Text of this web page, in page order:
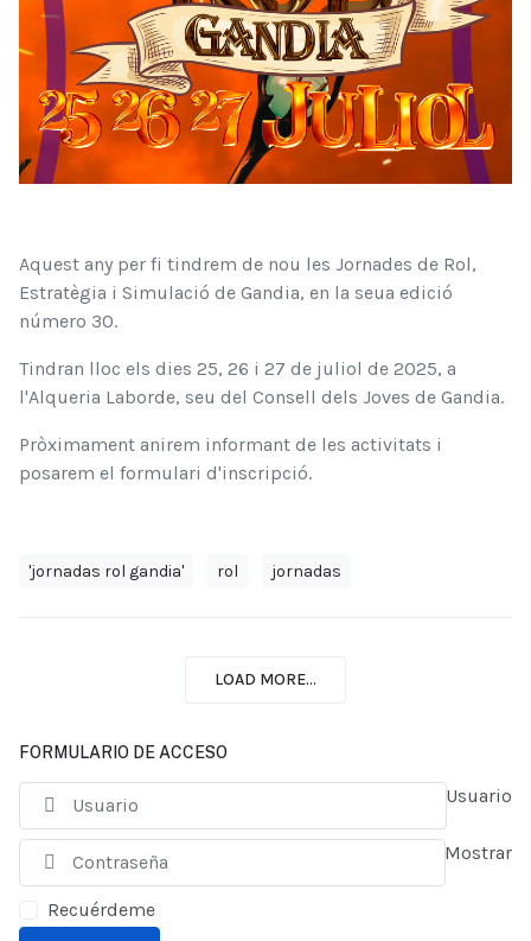
Aquest any per fi tindrem de nou les Jornades de Rol,
Estratègia i Simulació de Gandia, en la seua edició
número 30.
Tindran lloc els dies 25, 26 i 27 de juliol de 2025, a
l'Alqueria Laborde, seu del Consell dels Joves de Gandia.
Pròximament anirem informant de les activitats i
posarem el formulari d'inscripció.
'jornadas rol gandia' rol jornadas
LOAD MORE...
FORMULARIO DE ACCESO
Usuario
Mostrar
Recuérdeme